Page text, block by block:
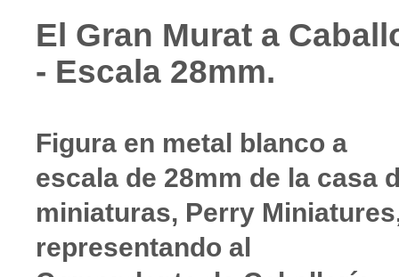
El Gran Murat a
- Escala 28mm.
Figura en metal blanco a
escala de 28mm de la casa
miniaturas, Perry
representando al